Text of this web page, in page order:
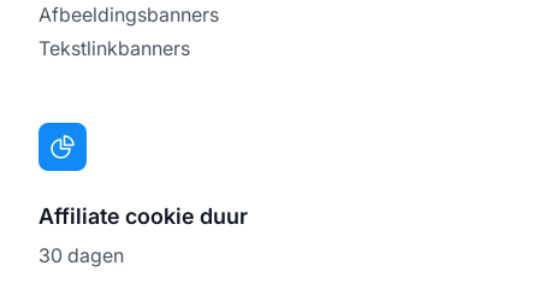
Afbeeldingsbanners
Tekstlinkbanners
Affiliate cookie duur
30 dagen